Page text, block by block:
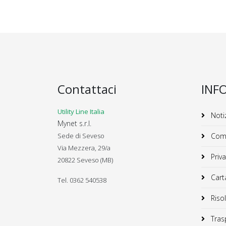
Contattaci
Utility Line Italia
Mynet s.r.l.
Sede di Seveso
Via Mezzera, 29/a
20822 Seveso (MB)
Tel. 0362 540538